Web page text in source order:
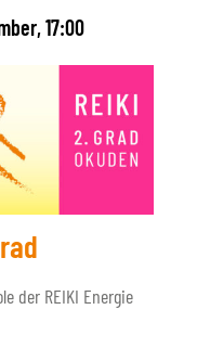
17:00
der REIKI Energie